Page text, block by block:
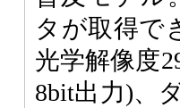
タが取得で
光学解像度
8bit出力)、